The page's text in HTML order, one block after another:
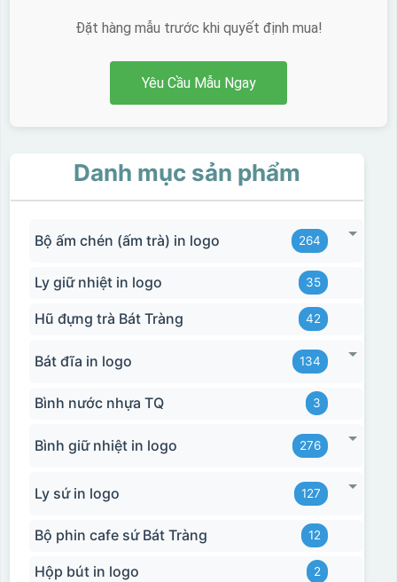
Đặt hàng mẫu trước khi quyết định mua!
Yêu Cầu Mẫu Ngay
Danh mục sản phẩm
Bộ ấm chén (ấm trà) in logo 264
Ly giữ nhiệt in logo 35
Hũ đựng trà Bát Tràng 42
Bát đĩa in logo 134
Bình nước nhựa TQ 3
Bình giữ nhiệt in logo 276
Ly sứ in logo 127
Bộ phin cafe sứ Bát Tràng 12
Hộp bút in logo 2